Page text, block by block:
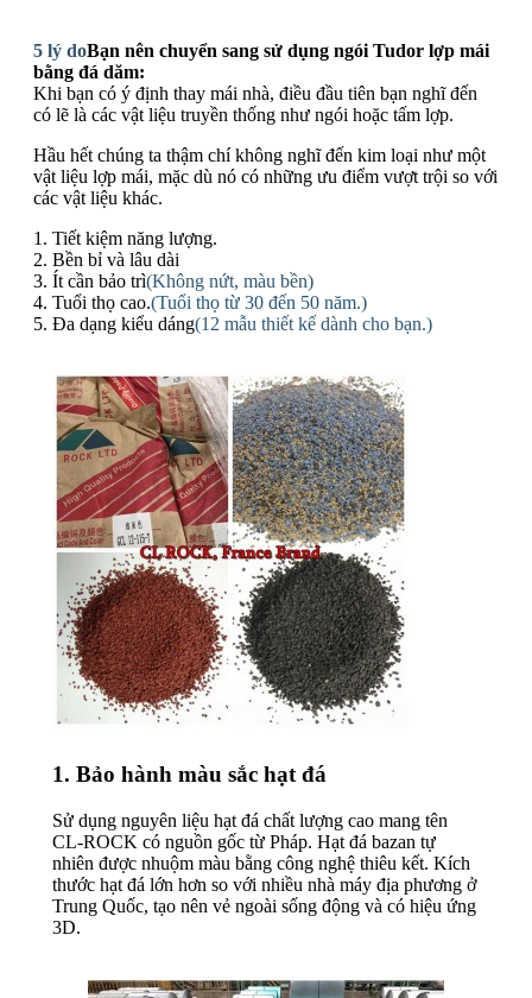
5 lý doBạn nên chuyển sang sử dụng ngói Tudor lợp mái
bằng đá dăm:
Khi bạn có ý định thay mái nhà, điều đầu tiên bạn nghĩ đến
có lẽ là các vật liệu truyền thống như ngói hoặc tấm lợp.
Hầu hết chúng ta thậm chí không nghĩ đến kim loại như một
vật liệu lợp mái, mặc dù nó có những ưu điểm vượt trội so với
các vật liệu khác.
1. Tiết kiệm năng lượng.
2. Bền bỉ và lâu dài
3. Ít cần bảo trì(Không nứt, màu bền)
4. Tuổi thọ cao.(Tuổi thọ từ 30 đến 50 năm.)
5. Đa dạng kiểu dáng(12 mẫu thiết kế dành cho bạn.)
1. Bảo hành màu sắc hạt đá
Sử dụng nguyên liệu hạt đá chất lượng cao mang tên
CL-ROCK có nguồn gốc từ Pháp. Hạt đá bazan tự
nhiên được nhuộm màu bằng công nghệ thiêu kết. Kích
thước hạt đá lớn hơn so với nhiều nhà máy địa phương ở
Trung Quốc, tạo nên vẻ ngoài sống động và có hiệu ứng
3D.